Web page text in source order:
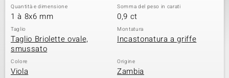
Quantità e dimensione
1 à 8x6 mm
Somma del peso in carati
0,9 ct
Taglio
Taglio Briolette ovale,
smussato
Montatura
Incastonatura a griffe
Colore
Viola
Origine
Zambia